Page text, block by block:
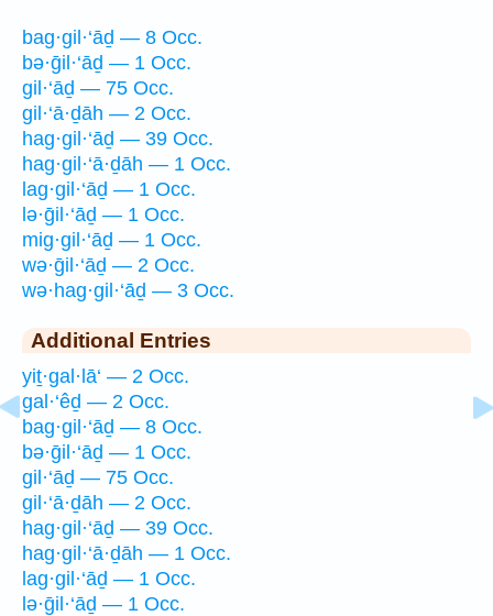
bag·gil·‘āḏ — 8 Occ.
bə·ḡil·‘āḏ — 1 Occ.
gil·‘āḏ — 75 Occ.
gil·‘ā·ḏāh — 2 Occ.
hag·gil·‘āḏ — 39 Occ.
hag·gil·‘ā·ḏāh — 1 Occ.
lag·gil·‘āḏ — 1 Occ.
lə·ḡil·‘āḏ — 1 Occ.
mig·gil·‘āḏ — 1 Occ.
wə·ḡil·‘āḏ — 2 Occ.
wə·hag·gil·‘āḏ — 3 Occ.
Additional Entries
yiṯ·gal·lā‘ — 2 Occ.
gal·‘êḏ — 2 Occ.
bag·gil·‘āḏ — 8 Occ.
bə·ḡil·‘āḏ — 1 Occ.
gil·‘āḏ — 75 Occ.
gil·‘ā·ḏāh — 2 Occ.
hag·gil·‘āḏ — 39 Occ.
hag·gil·‘ā·ḏāh — 1 Occ.
lag·gil·‘āḏ — 1 Occ.
lə·ḡil·‘āḏ — 1 Occ.